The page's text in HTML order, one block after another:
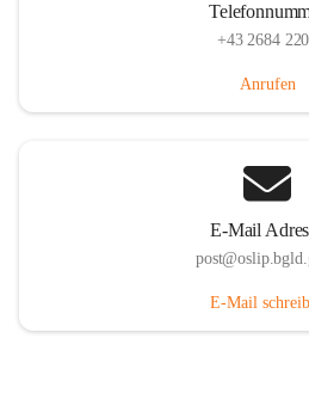
+43 2684
Anrufen
E-Mail
E-Mail